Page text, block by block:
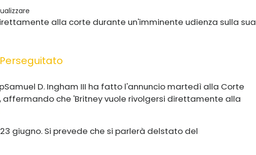
alla corte durante un'imminente udienza sulla sua
Samuel D. Ingham III ha fatto l'annuncio martedì alla Corte
affermando che 'Britney vuole rivolgersi direttamente alla
giugno. Si prevede che si parlerà delstato del